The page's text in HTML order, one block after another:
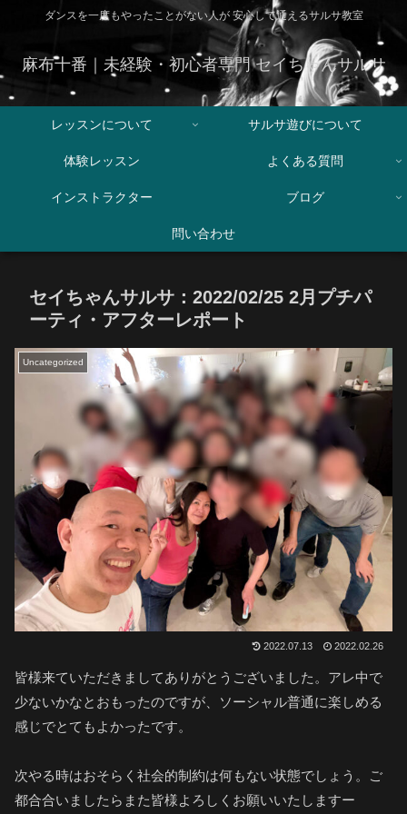
ダンスを一度もやったことがない人が 安心して通えるサルサ教室
麻布十番｜未経験・初心者専門 セイちゃんサルサ
レッスンについて サルサ遊びについて
体験レッスン よくある質問
インストラクター ブログ
問い合わせ
セイちゃんサルサ：2022/02/25 2月プチパ
ーティ・アフターレポート
Uncategorized
2022.07.13 2022.02.26
皆様来ていただきましてありがとうございました。アレ中で
少ないかなとおもったのですが、ソーシャル普通に楽しめる
感じでとてもよかったです。
次やる時はおそらく社会的制約は何もない状態でしょう。ご
都合合いましたらまた皆様よろしくお願いいたしますー